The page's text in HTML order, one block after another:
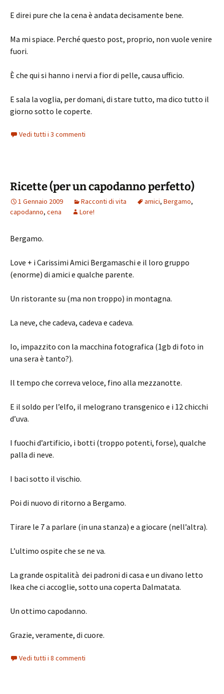
E direi pure che la cena è andata decisamente bene.
Ma mi spiace. Perché questo post, proprio, non vuole venire
fuori.
È che qui si hanno i nervi a fior di pelle, causa ufficio.
E sala la voglia, per domani, di stare tutto, ma dico tutto il
giorno sotto le coperte.
Vedi tutti i 3 commenti
Ricette (per un capodanno perfetto)
1 Gennaio 2009 Racconti di vita amici, Bergamo,
capodanno, cena Lore!
Bergamo.
Love + i Carissimi Amici Bergamaschi e il loro gruppo
(enorme) di amici e qualche parente.
Un ristorante su (ma non troppo) in montagna.
La neve, che cadeva, cadeva e cadeva.
Io, impazzito con la macchina fotografica (1gb di foto in
una sera è tanto?).
Il tempo che correva veloce, fino alla mezzanotte.
E il soldo per l’elfo, il melograno transgenico e i 12 chicchi
d’uva.
I fuochi d’artificio, i botti (troppo potenti, forse), qualche
palla di neve.
I baci sotto il vischio.
Poi di nuovo di ritorno a Bergamo.
Tirare le 7 a parlare (in una stanza) e a giocare (nell’altra).
L’ultimo ospite che se ne va.
La grande ospitalità dei padroni di casa e un divano letto
Ikea che ci accoglie, sotto una coperta Dalmatata.
Un ottimo capodanno.
Grazie, veramente, di cuore.
Vedi tutti i 8 commenti